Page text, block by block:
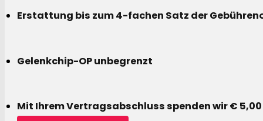
Erstattung bis zum 4-fachen Satz der
Gelenkchip-OP unbegrenzt
Mit Ihrem Vertragsabschluss spenden wir €